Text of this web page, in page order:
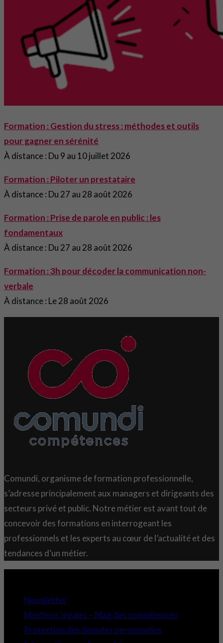
Formation : Gestion du stress : méthodes et outils
pour gagner en sérénité
À distance : Du 9 au 10 juillet 2026
Formation : Piloter un prestataire
À distance : Du 27 au 28 août 2026
Formation : Prise de parole en public : les
fondamentaux
À distance : Du 27 au 28 août 2026
Formation : 3h pour décoder la communication non-
verbale
À distance : Le 28 août 2026
Comundi, organisme de formation professionnelle,
s’adresse principalement aux managers et dirigeants des
secteurs privé et public. Notre métier est avant tout de
concevoir des formations en interrogeant les
professionnels et les experts au cœur de l’actualité et des
tendances d’un métier.
Newsletter
Mentions légales – Mag des compétences
Protection des données personnelles